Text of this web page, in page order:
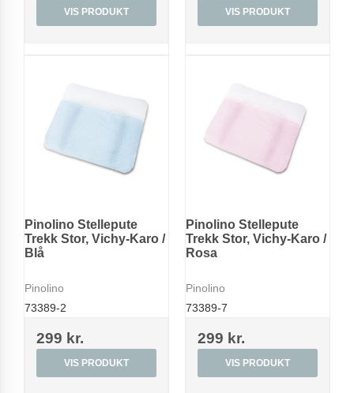
VIS PRODUKT VIS PRODUKT
Pinolino Stellepute
Trekk Stor, Vichy-Karo /
Blå
Pinolino
73389-2
299 kr.
VIS PRODUKT
Pinolino Stellepute
Trekk Stor, Vichy-Karo /
Rosa
Pinolino
73389-7
299 kr.
VIS PRODUKT